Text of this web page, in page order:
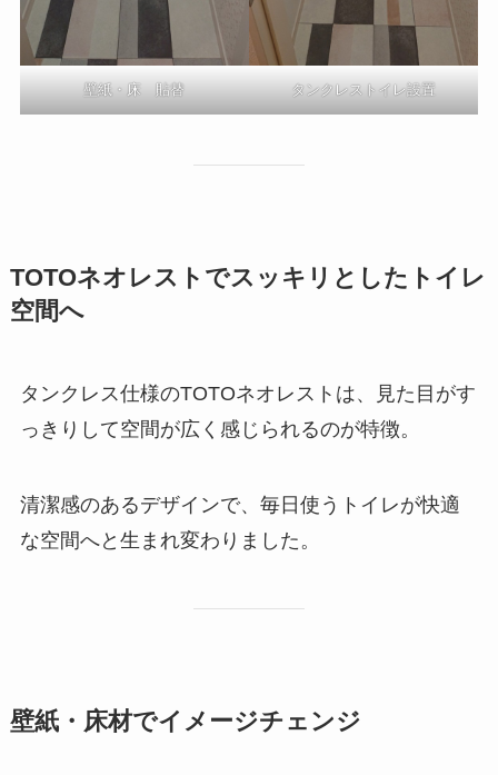
壁紙・床 貼替 タンクレストイレ設置
TOTOネオレストでスッキリとしたトイレ
空間へ
タンクレス仕様のTOTOネオレストは、見た目がす
っきりして空間が広く感じられるのが特徴。
清潔感のあるデザインで、毎日使うトイレが快適
な空間へと生まれ変わりました。
壁紙・床材でイメージチェンジ